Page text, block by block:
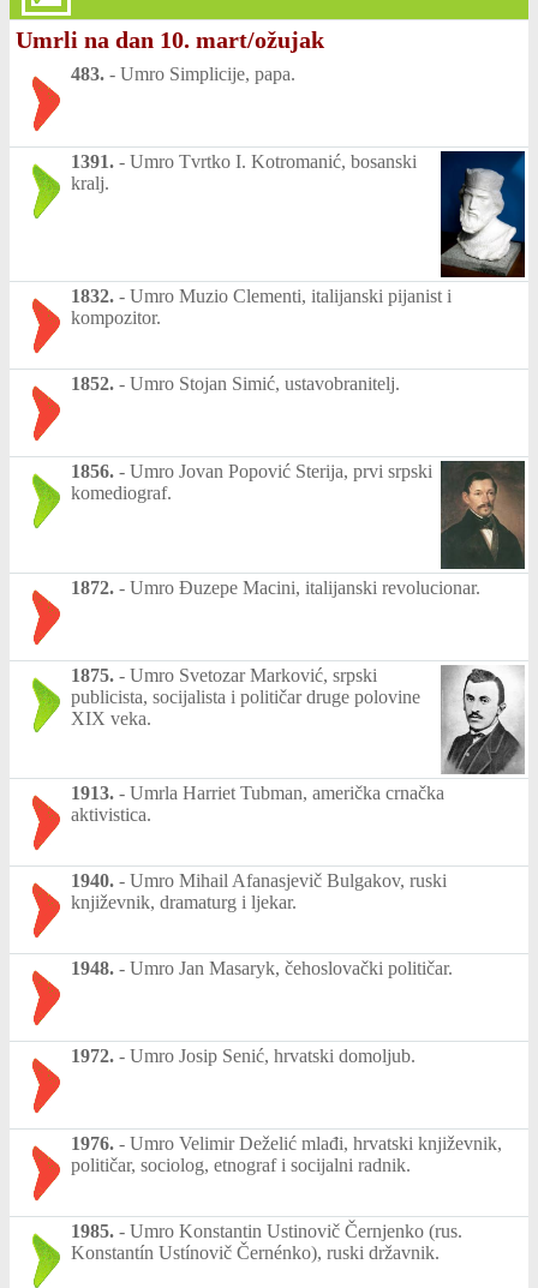
Umrli na dan 10. mart/ožujak
483. - Umro Simplicije, papa.
1391. - Umro Tvrtko I. Kotromanić, bosanski
kralj.
1832. - Umro Muzio Clementi, italijanski pijanist i
kompozitor.
1852. - Umro Stojan Simić, ustavobranitelj.
1856. - Umro Jovan Popović Sterija, prvi srpski
komediograf.
1872. - Umro Đuzepe Macini, italijanski revolucionar.
1875. - Umro Svetozar Marković, srpski
publicista, socijalista i političar druge polovine
XIX veka.
1913. - Umrla Harriet Tubman, američka crnačka
aktivistica.
1940. - Umro Mihail Afanasjevič Bulgakov, ruski
književnik, dramaturg i ljekar.
1948. - Umro Jan Masaryk, čehoslovački političar.
1972. - Umro Josip Senić, hrvatski domoljub.
1976. - Umro Velimir Deželić mlađi, hrvatski književnik,
političar, sociolog, etnograf i socijalni radnik.
1985. - Umro Konstantin Ustinovič Černjenko (rus.
Konstantín Ustínovič Černénko), ruski državnik.